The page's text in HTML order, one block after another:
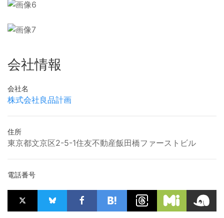
会社情報
会社名
株式会社良品計画
住所
東京都文京区2-5-1住友不動産飯田橋ファーストビル
電話番号